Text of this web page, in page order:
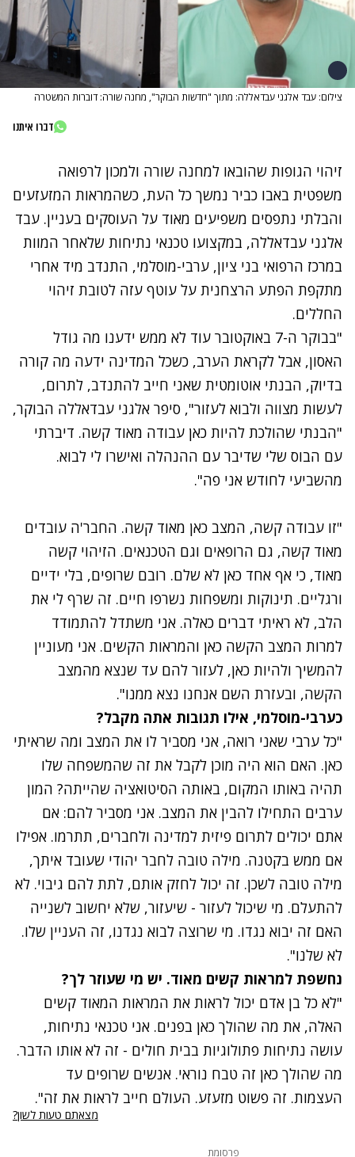
צילום: עבד אלגני עבדאללה: מתוך "חדשות הבוקר", מחנה שורה: דוברות המשטרה
דברו איתנו
זיהוי הגופות שהובאו למחנה שורה ולמכון לרפואה
משפטית באבו כביר נמשך כל העת, כשהמראות המזעזעים
והבלתי נתפסים משפיעים מאוד על העוסקים בעניין. עבד
אלגני עבדאללה, במקצועו טכנאי נתיחות שלאחר המוות
במרכז הרפואי בני ציון, ערבי-מוסלמי, התנדב מיד אחרי
מתקפת הפתע הרצחנית על עוטף עזה לטובת זיהוי
החללים.
"בבוקר ה-7 באוקטובר עוד לא ממש ידענו מה גודל
האסון, אבל לקראת הערב, כשכל המדינה ידעה מה קורה
בדיוק, הבנתי אוטומטית שאני חייב להתנדב, לתרום,
לעשות מצווה ולבוא לעזור", סיפר אלגני עבדאללה הבוקר,
"הבנתי שהולכת להיות כאן עבודה מאוד קשה. דיברתי
עם הבוס שלי שדיבר עם ההנהלה ואישרו לי לבוא.
מהשביעי לחודש אני פה".
"זו עבודה קשה, המצב כאן מאוד קשה. החבר'ה עובדים
מאוד קשה, גם הרופאים וגם הטכנאים. הזיהוי קשה
מאוד, כי אף אחד כאן לא שלם. רובם שרופים, בלי ידיים
ורגליים. תינוקות ומשפחות נשרפו חיים. זה שרף לי את
הלב, לא ראיתי דברים כאלה. אני משתדל להתמודד
למרות המצב הקשה כאן והמראות הקשים. אני מעוניין
להמשיך ולהיות כאן, לעזור להם עד שנצא מהמצב
הקשה, ובעזרת השם אנחנו נצא ממנו".
נתקלנו בבעיה
נסה שוב
כערבי-מוסלמי, אילו תגובות אתה מקבל?
"כל ערבי שאני רואה, אני מסביר לו את המצב ומה שראיתי
כאן. האם הוא היה מוכן לקבל את זה שהמשפחה שלו
תהיה באותו המקום, באותה הסיטואציה שהייתה? המון
ערבים התחילו להבין את המצב. אני מסביר להם: אם
אתם יכולים לתרום פיזית למדינה ולחברים, תתרמו. אפילו
אם ממש בקטנה. מילה טובה לחבר יהודי שעובד איתך,
מילה טובה לשכן. זה יכול לחזק אותם, לתת להם גיבוי. לא
להתעלם. מי שיכול לעזור - שיעזור, שלא יחשוב לשנייה
האם זה יבוא נגדו. מי שרוצה לבוא נגדנו, זה העניין שלו.
לא שלנו".
נחשפת למראות קשים מאוד. יש מי שעוזר לך?
"לא כל בן אדם יכול לראות את המראות המאוד קשים
האלה, את מה שהולך כאן בפנים. אני טכנאי נתיחות,
עושה נתיחות פתולוגיות בבית חולים - זה לא אותו הדבר.
מה שהולך כאן זה טבח נוראי. אנשים שרופים עד
העצמות. זה פשוט מזעזע. העולם חייב לראות את זה".
מצאתם טעות לשון?
פרסומת